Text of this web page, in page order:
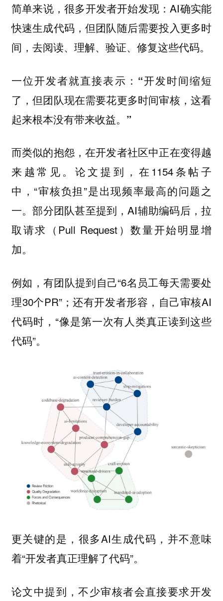
简单来说，很多开发者开始发现：AI确实能
快速生成代码，但团队随后需要投入更多时
间，去阅读、理解、验证、修复这些代码。
一位开发者就直接表示： “开发时间缩短
了，但团队现在需要花更多时间审核，这看
起来根本没有带来收益。”
而类似的抱怨，在开发者社区中正在变得越
来越常见。论文提到，在1154条帖子
中，“审核负担”是出现频率最高的问题之
一。部分团队甚至提到，AI辅助编码后，拉
取请求（Pull Request）数量开始明显增
加。
例如，有团队提到自己“6名员工每天需要处
理30个PR”；还有开发者形容，自己审核AI
代码时，“像是第一次有人类真正读到这些
代码”。
更关键的是，很多AI生成代码，并不意味
着“开发者真正理解了代码”。
论文中提到，不少审核者会直接要求开发